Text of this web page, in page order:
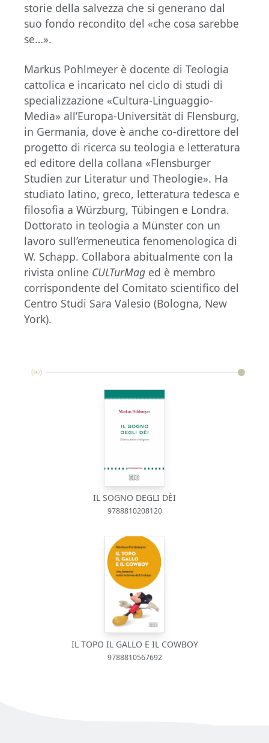
storie della salvezza che si generano dal
suo fondo recondito del «che cosa sarebbe
se…».
Markus Pohlmeyer è docente di Teologia
cattolica e incaricato nel ciclo di studi di
specializzazione «Cultura-Linguaggio-
Media» all’Europa-Universität di Flensburg,
in Germania, dove è anche co-direttore del
progetto di ricerca su teologia e letteratura
ed editore della collana «Flensburger
Studien zur Literatur und Theologie». Ha
studiato latino, greco, letteratura tedesca e
filosofia a Würzburg, Tübingen e Londra.
Dottorato in teologia a Münster con un
lavoro sull’ermeneutica fenomenologica di
W. Schapp. Collabora abitualmente con la
rivista online CULTurMag ed è membro
corrispondente del Comitato scientifico del
Centro Studi Sara Valesio (Bologna, New
York).
IL SOGNO DEGLI DÈI
9788810208120
IL TOPO IL GALLO E IL COWBOY
9788810567692